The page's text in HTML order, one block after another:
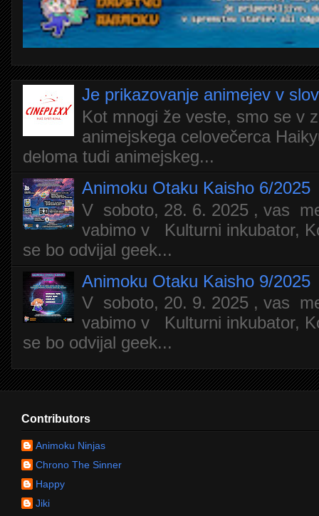
Je prikazovanje animejev v
Kot mnogi že veste, smo se v
animejskega celovečerca
deloma tudi animejskeg...
Animoku Otaku Kaisho 6/2025
V soboto, 28. 6. 2025 , vas
vabimo v Kulturni inkubator,
se bo odvijal geek...
Animoku Otaku Kaisho 9/2025
V soboto, 20. 9. 2025 , vas
vabimo v Kulturni inkubator,
se bo odvijal geek...
Contributors
Animoku Ninjas
Chrono The Sinner
Happy
Jiki